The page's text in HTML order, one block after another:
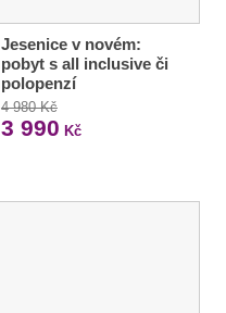
Jesenice v novém:
pobyt s all inclusive či
polopenzí
4 980 Kč
3 990 Kč